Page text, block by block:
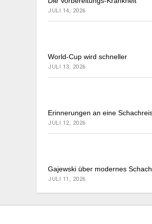
JULI 14, 2026
World-Cup wird schneller
JULI 13, 2026
Erinnerungen an eine
JULI 12, 2026
Gajewski über modernes Schach
JULI 11, 2026